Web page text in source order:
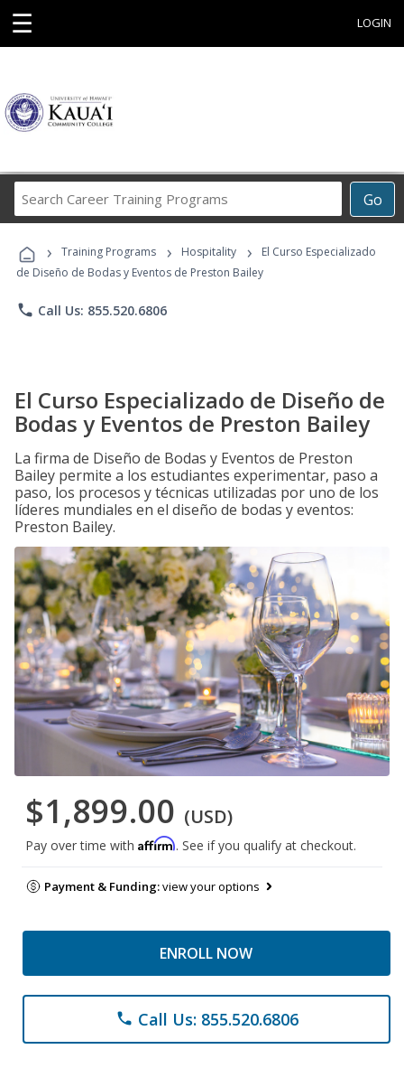
☰ LOGIN
Go
Career
Programs
› Training Programs › Hospitality ›
El Curso Especializado
de Diseño de Bodas y Eventos de Preston Bailey
phone Call Us: 855.520.6806
El Curso Especializado de Diseño de
Bodas y Eventos de Preston Bailey
La firma de Diseño de Bodas y Eventos de Preston
Bailey permite a los estudiantes experimentar, paso a
paso, los procesos y técnicas utilizadas por uno de los
líderes mundiales en el diseño de bodas y eventos:
Preston Bailey.
$1,899.00 (USD)
Pay over time with Affirm. See if you qualify at checkout.
Payment & Funding:view your options
ENROLL NOW
phone Call Us: 855.520.6806